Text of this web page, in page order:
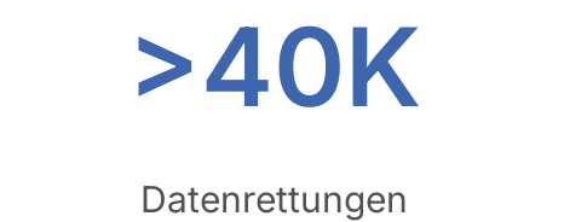
>40K
Datenrettungen